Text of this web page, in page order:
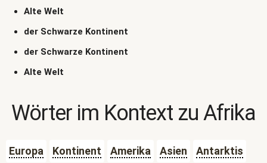
Alte Welt
der Schwarze Kontinent
der Schwarze Kontinent
Alte Welt
Wörter im Kontext zu Afrika
Europa Kontinent Amerika Asien Antarktis